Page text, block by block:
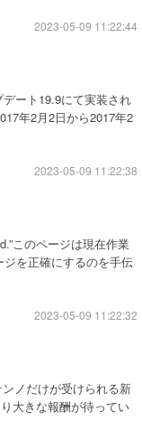
2023-05-09 11:22:44
ート19.9にて実装され
年2月2日から2017年2
2023-05-09 11:22:38
このページは現在作業
を正確にするのを手伝
2023-05-09 11:22:32
ノだけが受けられる新
大きな報酬が待ってい